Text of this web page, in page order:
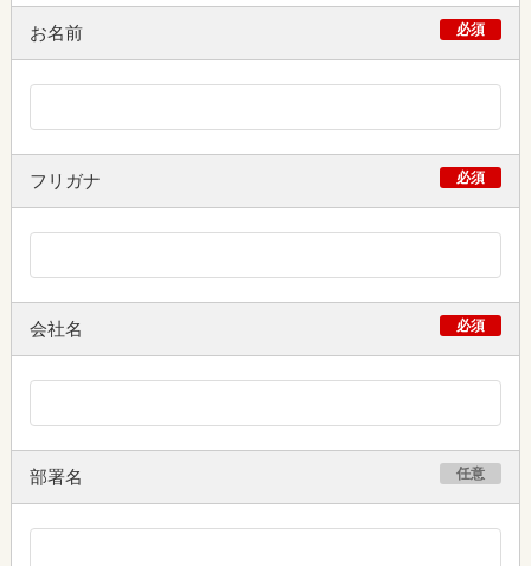
お名前 必須
フリガナ 必須
会社名 必須
部署名 任意